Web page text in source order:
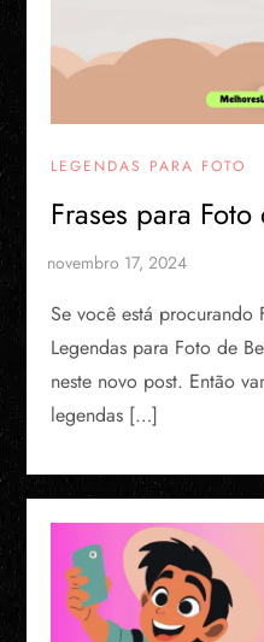
LEGENDAS PARA FOTO
Frases para
Se você está procurando
Legendas para Foto de
neste novo post. Então
legendas […]